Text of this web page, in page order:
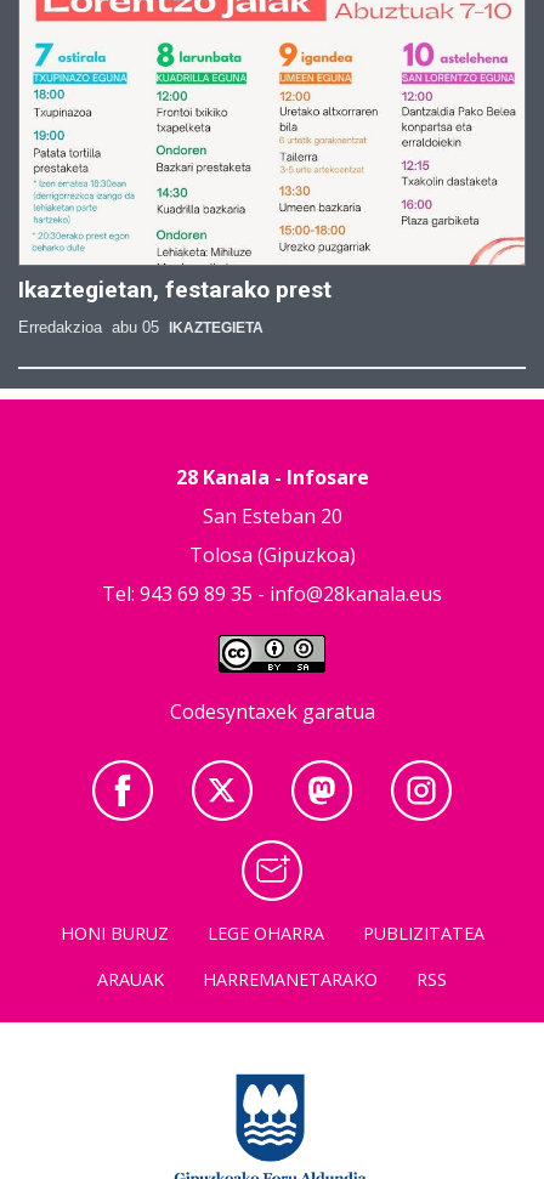
Ikaztegietan, festarako prest
Erredakzioa abu 05 IKAZTEGIETA
28 Kanala - Infosare
San Esteban 20
Tolosa (Gipuzkoa)
Tel: 943 69 89 35 - info@28kanala.eus
Codesyntaxek garatua
HONI BURUZ LEGE OHARRA
PUBLIZITATEA
ARAUAK
HARREMANETARAKO RSS